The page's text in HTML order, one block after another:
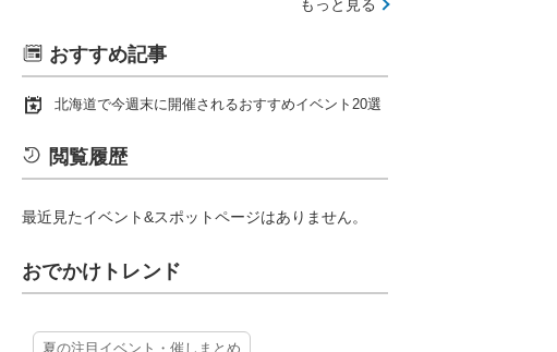
もっと見る
おすすめ記事
北海道で今週末に開催されるおすすめイベント20選
閲覧履歴
最近見たイベント&スポットページはありません。
おでかけトレンド
夏の注目イベント・催しまとめ